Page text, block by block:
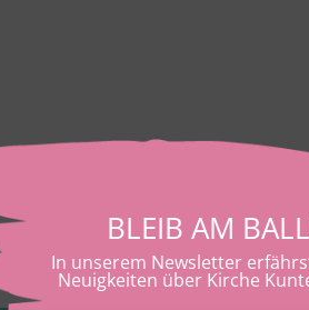
BLEIB AM
In unserem Newsletter
Neuigkeiten über Kirche